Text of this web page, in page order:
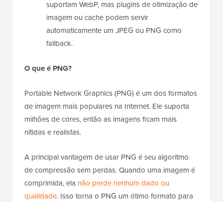
suportam WebP, mas plugins de otimização de
imagem ou cache podem servir
automaticamente um JPEG ou PNG como
fallback.
O que é PNG?
Portable Network Graphics (PNG) é um dos formatos
de imagem mais populares na Internet. Ele suporta
milhões de cores, então as imagens ficam mais
nítidas e realistas.
A principal vantagem de usar PNG é seu algoritmo
de compressão sem perdas. Quando uma imagem é
comprimida, ela não perde nenhum dado ou
qualidade. Isso torna o PNG um ótimo formato para